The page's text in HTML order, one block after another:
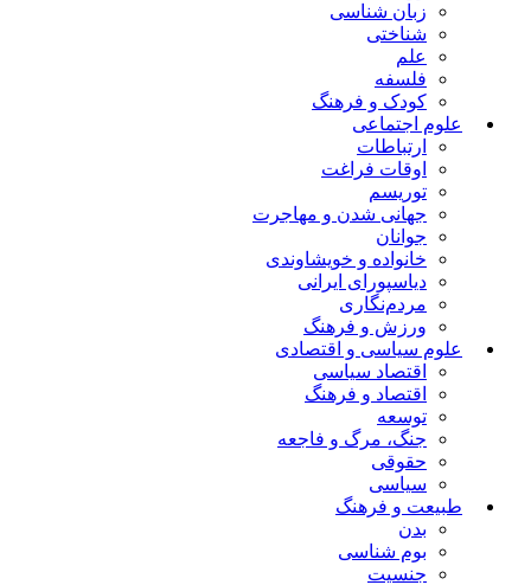
زبان شناسی
شناختی
علم
فلسفه
کودک و فرهنگ
علوم اجتماعی
ارتباطات
اوقات فراغت
توریسم
جهانی شدن و مهاجرت
جوانان
خانواده و خویشاوندی
دیاسپورای ایرانی
مردم‌نگاری
ورزش و فرهنگ
علوم سیاسی و اقتصادی
اقتصاد سیاسی
اقتصاد و فرهنگ
توسعه
جنگ، مرگ و فاجعه
حقوقی
سیاسی
طبیعت و فرهنگ
بدن
بوم شناسی
جنسیت